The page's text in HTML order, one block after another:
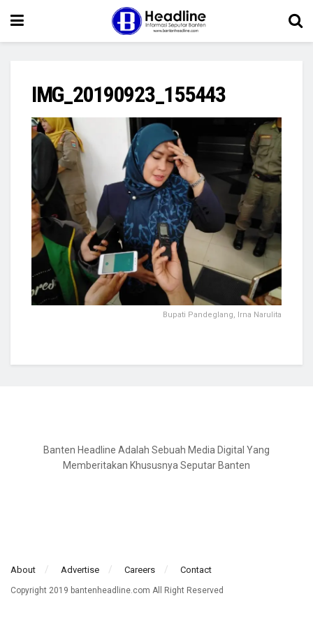
IMG_20190923_155443
Bupati Pandeglang, Irna Narulita
Banten Headline Adalah Sebuah Media Digital Yang
Memberitakan Khususnya Seputar Banten
About Advertise Careers Contact
Copyright 2019 bantenheadline.com All Right Reserved